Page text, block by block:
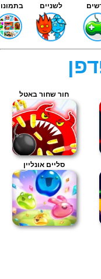
לשניים
חור שחור באטל
סליים אונליין